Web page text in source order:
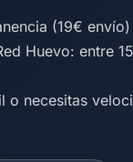
(19€ envío)
Huevo: entre
o necesitas